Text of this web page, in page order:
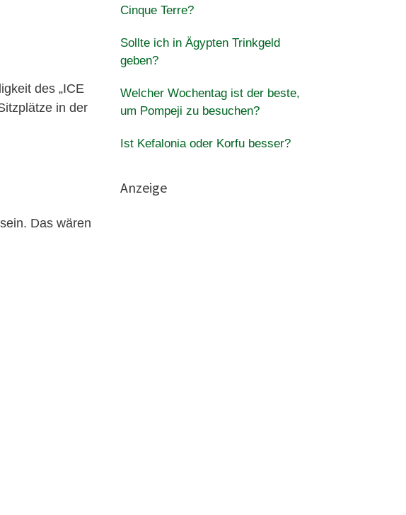
des „ICE
in der
Das wären
Cinque Terre?
Sollte ich in Ägypten Trinkgeld
geben?
Welcher Wochentag ist der beste,
um Pompeji zu besuchen?
Ist Kefalonia oder Korfu besser?
Anzeige